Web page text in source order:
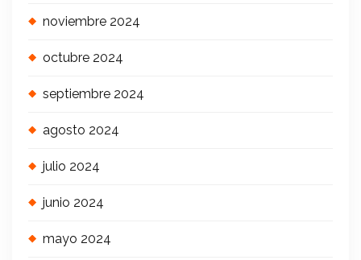
noviembre 2024
octubre 2024
septiembre 2024
agosto 2024
julio 2024
junio 2024
mayo 2024